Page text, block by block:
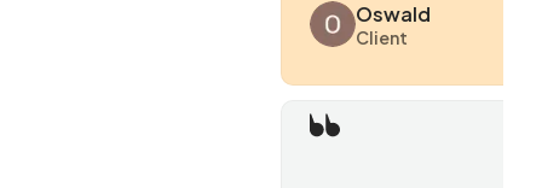
Oswald
Client